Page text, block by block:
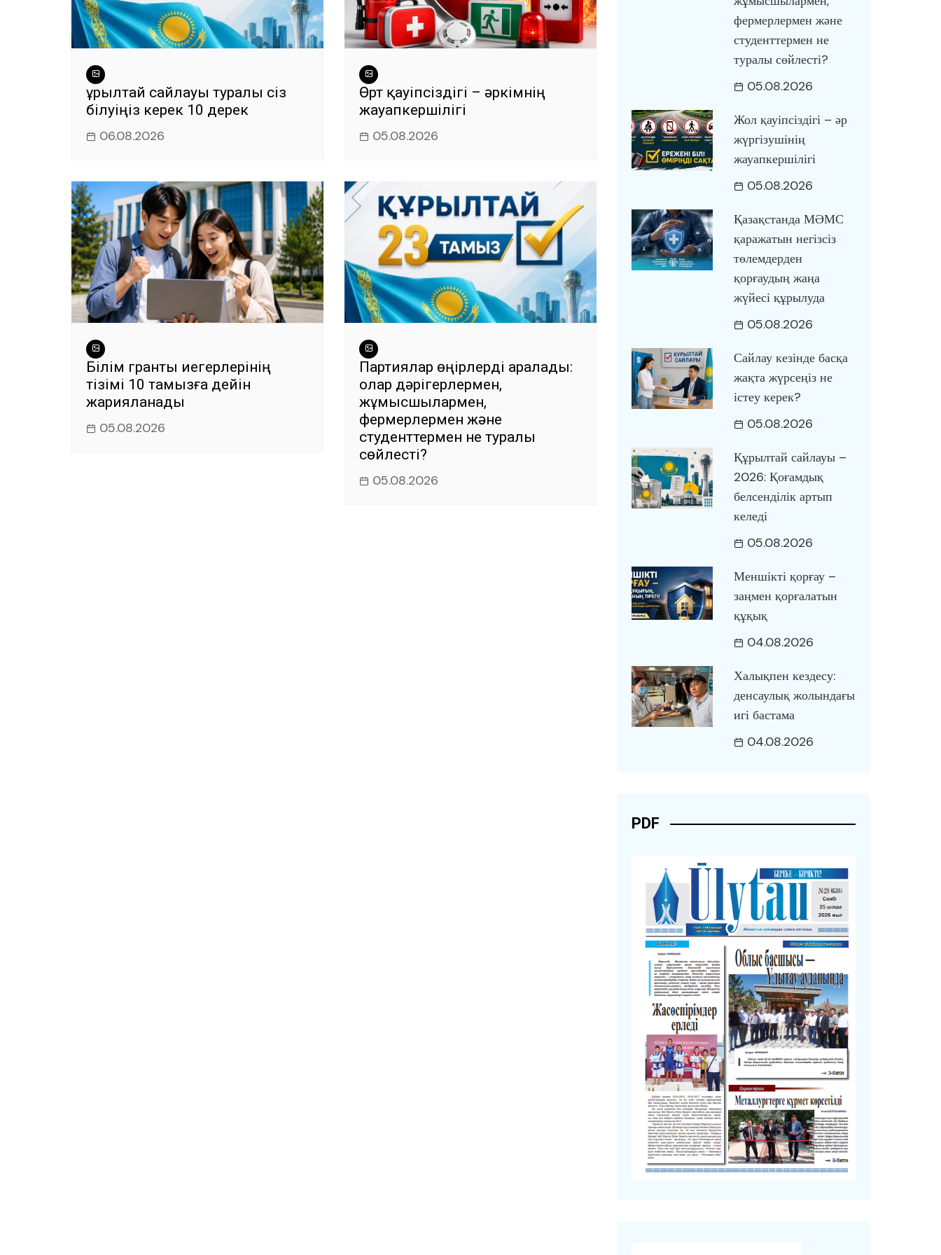
Құрылтай сайлауы туралы сіз
білуіңіз керек 10 дерек
06.08.2026
Өрт қауіпсіздігі – әркімнің
жауапкершілігі
05.08.2026
Білім гранты иегерлерінің
тізімі 10 тамызға дейін
жарияланады
05.08.2026
Партиялар өңірлерді аралады:
олар дәрігерлермен,
жұмысшылармен,
фермерлермен және
студенттермен не туралы
сөйлесті?
05.08.2026
фермерлермен және
студенттермен не
туралы сөйлесті?
05.08.2026
Жол қауіпсіздігі – әр
жүргізушінің
жауапкершілігі
05.08.2026
Қазақстанда МӘМС
қаражатын негізсіз
төлемдерден
қорғаудың жаңа
жүйесі құрылуда
05.08.2026
Сайлау кезінде басқа
жақта жүрсеңіз не
істеу керек?
05.08.2026
Құрылтай сайлауы –
2026: Қоғамдық
белсенділік артып
келеді
05.08.2026
Меншікті қорғау –
заңмен қорғалатын
құқық
04.08.2026
Халықпен кездесу:
денсаулық жолындағы
игі бастама
04.08.2026
PDF